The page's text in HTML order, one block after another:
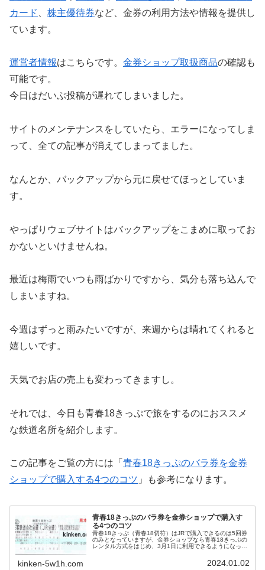
カード
株主優待券など、金券の利用方法や情報を提供し
ています。
運営者情報はこちらです。 金券ショップ取扱商品の確認も
可能です。
今日はだいぶ投稿が遅れてしまいました。
サイトのメンテナンスをしていたら、エラーになってしま
って、全ての記事が消えてしまってました。
なんとか、バックアップから元に戻せてほっとしていま
す。
やっぱりウェブサイトはバックアップをこまめに取ってお
かないといけませんね。
最近は梅雨でいつも雨ばかりですから、気分も落ち込んで
しまいますね。
今週はずっと雨みたいですが、来週からは晴れてくれると
嬉しいです。
天気でお店の売上も変わってきますし。
それでは、今日も青春18きっぷで旅をするのにおススメ
な鉄道名所を紹介します。
この記事をご覧の方には「 青春18きっぷのバラ券を金券
ショップで購入する4つのコツ 」も参考になります。
青春18きっぷのバラ券を金券ショップで購入す
る4つのコツ
青春18きっぷ（青春18切符）はJRで購入できるのは5回券
のみとなっていますが、金券ショップなら青春18きっぷの
レンタル方式をはじめ、3月1日に利用できるようになって
きっぷのバラ券ですが、金券ショップで青春18きっぷのバ
kinken-5w1h.com 2024.01.02